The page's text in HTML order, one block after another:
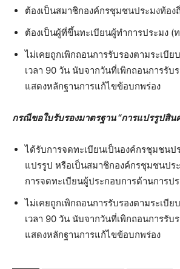
ต้องเป็นสมาชิกองค์กรชุมชนประมงท้อง
ต้องเป็นผู้ที่ขึ้นทะเบียนผู้ทำการประมง (
ไม่เคยถูกเพิกถอนการรับรองตามระเบีย
เวลา 90 วัน นับจากวันที่เพิกถอนการรับ
แสดงหลักฐานการแก้ไขข้อบกพร่อง
กรณีขอใบรับรองมาตรฐาน“การแปรรูปสิน
ได้รับการจดทะเบียนเป็นองค์กรชุมชนป
แปรรูป หรือเป็นสมาชิกองค์กรชุมชนปร
การจดทะเบียนผู้ประกอบการด้านการป
ไม่เคยถูกเพิกถอนการรับรองตามระเบีย
เวลา 90 วัน นับจากวันที่เพิกถอนการรับ
แสดงหลักฐานการแก้ไขข้อบกพร่อง